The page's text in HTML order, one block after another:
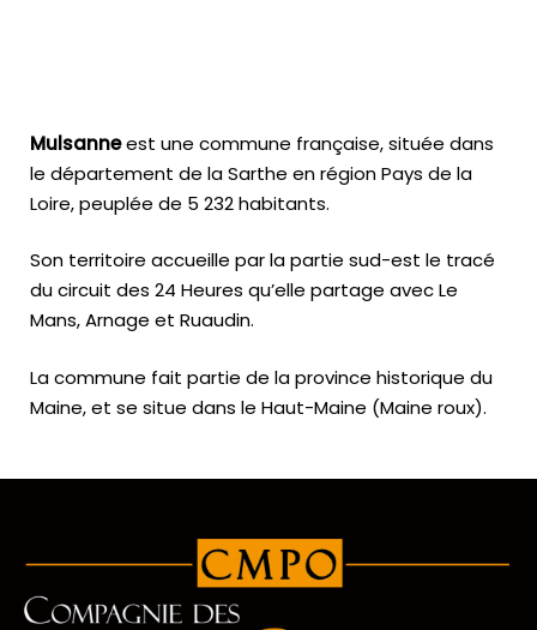
Mulsanneest une commune française, située dans
le département de la Sarthe en région Pays de la
Loire, peuplée de 5 232 habitants.
Son territoire accueille par la partie sud-est le tracé
du circuit des 24 Heures qu’elle partage avec Le
Mans, Arnage et Ruaudin.
La commune fait partie de la province historique du
Maine, et se situe dans le Haut-Maine (Maine roux).